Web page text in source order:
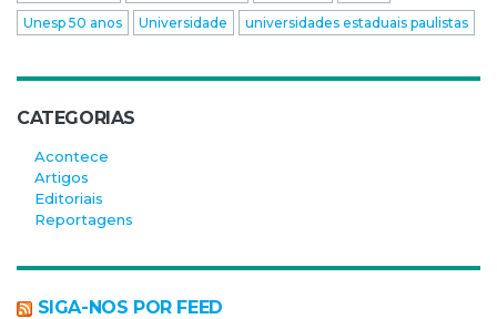
Unesp 50 anos
Universidade universidades estaduais paulistas
CATEGORIAS
Acontece
Artigos
Editoriais
Reportagens
SIGA-NOS POR FEED